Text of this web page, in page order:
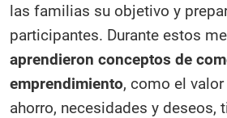
las familias su objetivo y
participantes. Durante estos
aprendieron conceptos de
emprendimiento, como el
ahorro, necesidades y deseos,